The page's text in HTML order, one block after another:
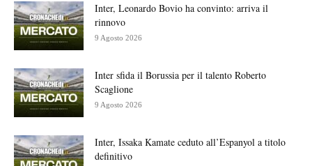
Inter, Leonardo Bovio ha convinto: arriva il
rinnovo
9 Agosto 2026
Inter sfida il Borussia per il talento Roberto
Scaglione
9 Agosto 2026
Inter, Issaka Kamate ceduto all’Espanyol a titolo
definitivo